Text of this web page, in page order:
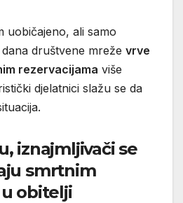
uobičajeno, ali samo
društvene mreže vrve
rezervacijama više
djelatnici slažu se da
iznajmljivači se
smrtnim
obitelji